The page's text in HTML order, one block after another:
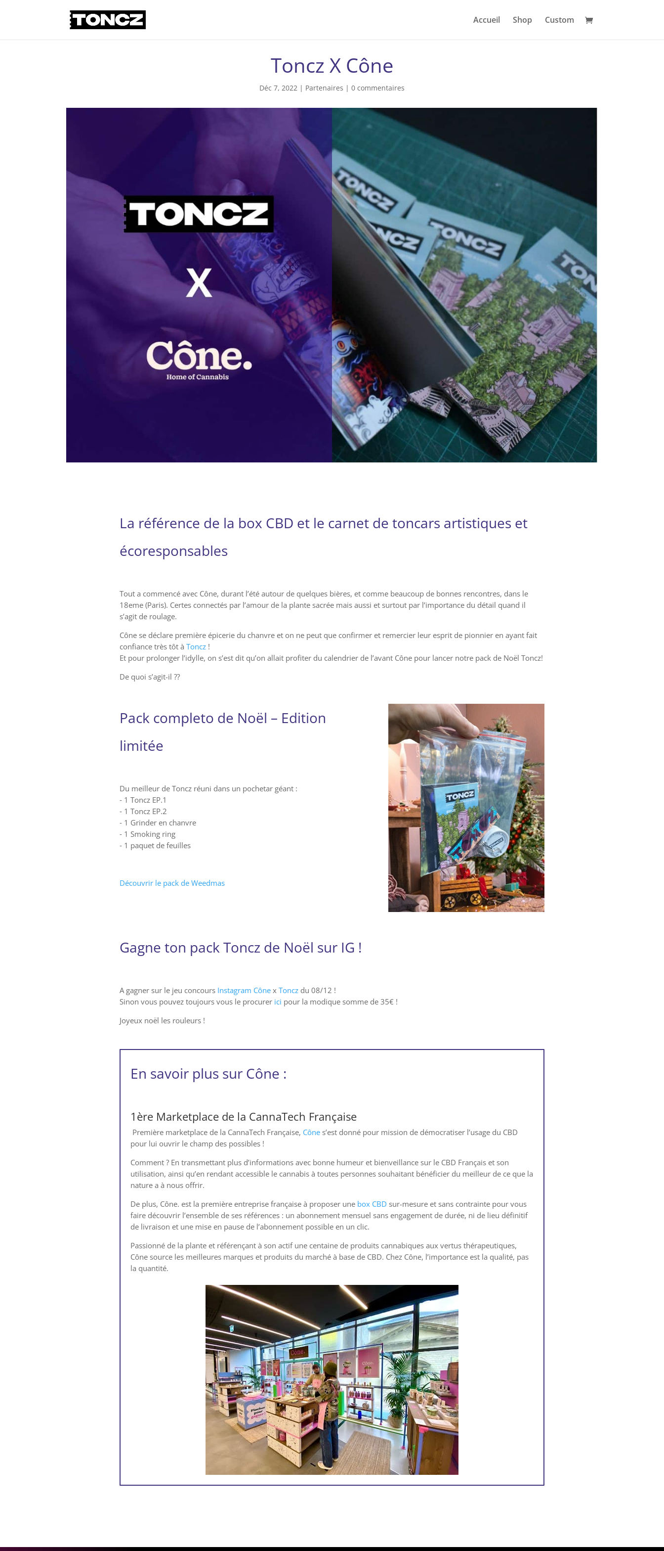
Accueil Shop Custom
Toncz X Cône
Déc 7, 2022 | Partenaires | 0 commentaires
La référence de la box CBD et le carnet de toncars artistiques et
écoresponsables
Tout a commencé avec Cône, durant l’été autour de quelques bières, et comme beaucoup de bonnes rencontres, dans le
18eme (Paris). Certes connectés par l’amour de la plante sacrée mais aussi et surtout par l’importance du détail quand il
s’agit de roulage.
Cône se déclare première épicerie du chanvre et on ne peut que confirmer et remercier leur esprit de pionnier en ayant fait
confiance très tôt à Toncz!
Et pour prolonger l’idylle, on s’est dit qu’on allait profiter du calendrier de l’avant Cône pour lancer notre pack de Noël Toncz!
De quoi s’agit-il ??
Pack completo de Noël – Edition
limitée
Du meilleur de Toncz réuni dans un pochetar géant :
⁃ 1 Toncz EP.1
⁃ 1 Toncz EP.2
⁃ 1 Grinder en chanvre
⁃ 1 Smoking ring
⁃ 1 paquet de feuilles
Découvrir le pack de Weedmas
Gagne ton pack Toncz de Noël sur IG !
A gagner sur le jeu concours Instagram Cônex Tonczdu 08/12 !
Sinon vous pouvez toujours vous le procurer ici pour la modique somme de 35€ !
Joyeux noël les rouleurs !
En savoir plus sur Cône :
1ère Marketplace de la CannaTech Française
Première marketplace de la CannaTech Française, Cônes’est donné pour mission de démocratiser l’usage du CBD
pour lui ouvrir le champ des possibles !
Comment ? En transmettant plus d’informations avec bonne humeur et bienveillance sur le CBD Français et son
utilisation, ainsi qu’en rendant accessible le cannabis à toutes personnes souhaitant bénéficier du meilleur de ce que la
nature a à nous offrir.
De plus, Cône. est la première entreprise française à proposer une box CBD sur-mesure et sans contrainte pour vous
faire découvrir l’ensemble de ses références : un abonnement mensuel sans engagement de durée, ni de lieu définitif
de livraison et une mise en pause de l’abonnement possible en un clic.
Passionné de la plante et référençant à son actif une centaine de produits cannabiques aux vertus thérapeutiques,
Cône source les meilleures marques et produits du marché à base de CBD. Chez Cône, l’importance est la qualité, pas
la quantité.